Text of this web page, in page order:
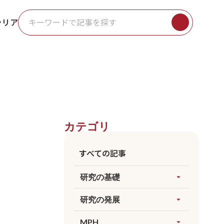
リア
カテゴリ
すべての記事
研究の基礎 arrow_drop_up
すべてを見る
研究の発展 arrow_drop_up
すべてを見る
MPH arrow_drop_up